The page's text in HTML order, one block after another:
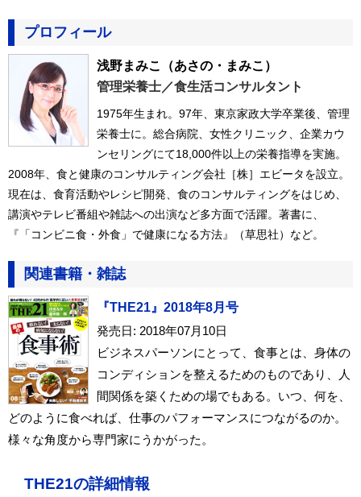
プロフィール
浅野まみこ
（あさの・まみこ）
管理栄養士／食生活コンサルタント
1975年生まれ。97年、東京家政大学卒業後、管理
栄養士に。総合病院、女性クリニック、企業カウ
ンセリングにて18,000件以上の栄養指導を実施。
2008年、食と健康のコンサルティング会社［株］エビータを設立。
現在は、食育活動やレシピ開発、食のコンサルティングをはじめ、
講演やテレビ番組や雑誌への出演など多方面で活躍。著書に、
『「コンビニ食・外食」で健康になる方法』（草思社）など。
関連書籍・雑誌
『THE21』2018年8月号
発売日: 2018年07月10日
ビジネスパーソンにとって、食事とは、身体の
コンディションを整えるためのものであり、人
間関係を築くための場でもある。いつ、何を、
どのように食べれば、仕事のパフォーマンスにつながるのか。
様々な角度から専門家にうかがった。
THE21の詳細情報